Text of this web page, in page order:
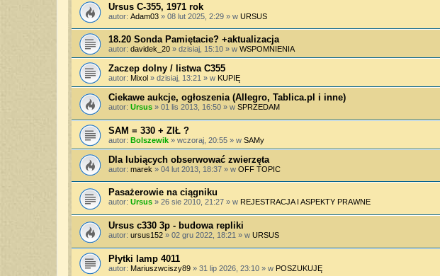
Ursus C-355, 1971 rok
autor: Adam03 » 08 lut 2025, 2:29 » w URSUS
18.20 Sonda Pamiętacie? +aktualizacja
autor: davidek_20 » dzisiaj, 15:10 » w WSPOMNIENIA
Zaczep dolny / listwa C355
autor: Mixol » dzisiaj, 13:21 » w KUPIĘ
Ciekawe aukcje, ogłoszenia (Allegro, Tablica.pl i inne)
autor: Ursus » 01 lis 2013, 16:50 » w SPRZEDAM
SAM = 330 + ZIŁ ?
autor: Bolszewik » wczoraj, 20:55 » w SAMy
Dla lubiących obserwować zwierzęta
autor: marek » 04 lut 2013, 18:37 » w OFF TOPIC
Pasażerowie na ciągniku
autor: Ursus » 26 sie 2010, 21:27 » w REJESTRACJA I ASPEKTY PRAWNE
Ursus c330 3p - budowa repliki
autor: ursus152 » 02 gru 2022, 18:21 » w URSUS
Płytki lamp 4011
autor: Mariuszwciszy89 » 31 lip 2026, 23:10 » w POSZUKUJĘ